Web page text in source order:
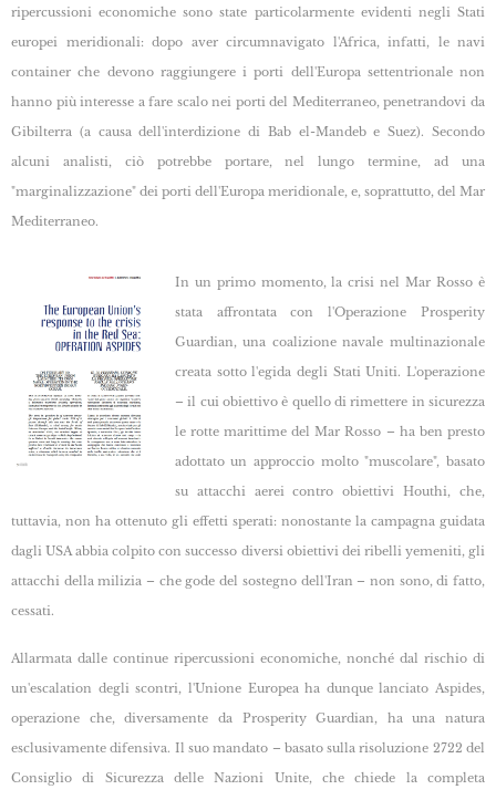
ripercussioni economiche sono state particolarmente evidenti negli Stati
europei meridionali: dopo aver circumnavigato l'Africa, infatti, le navi
container che devono raggiungere i porti dell'Europa settentrionale non
hanno più interesse a fare scalo nei porti del Mediterraneo, penetrandovi da
Gibilterra (a causa dell'interdizione di Bab el-Mandeb e Suez). Secondo
alcuni analisti, ciò potrebbe portare, nel lungo termine, ad una
"marginalizzazione" dei porti dell'Europa meridionale, e, soprattutto, del Mar
Mediterraneo.
In un primo momento, la crisi nel Mar Rosso è
stata affrontata con l'Operazione Prosperity
Guardian, una coalizione navale multinazionale
creata sotto l'egida degli Stati Uniti. L'operazione
– il cui obiettivo è quello di rimettere in sicurezza
le rotte marittime del Mar Rosso – ha ben presto
adottato un approccio molto "muscolare", basato
su attacchi aerei contro obiettivi Houthi, che,
tuttavia, non ha ottenuto gli effetti sperati: nonostante la campagna guidata
dagli USA abbia colpito con successo diversi obiettivi dei ribelli yemeniti, gli
attacchi della milizia – che gode del sostegno dell'Iran – non sono, di fatto,
cessati.
Allarmata dalle continue ripercussioni economiche, nonché dal rischio di
un'escalation degli scontri, l'Unione Europea ha dunque lanciato Aspides,
operazione che, diversamente da Prosperity Guardian, ha una natura
esclusivamente difensiva. Il suo mandato – basato sulla risoluzione 2722 del
Consiglio di Sicurezza delle Nazioni Unite, che chiede la completa